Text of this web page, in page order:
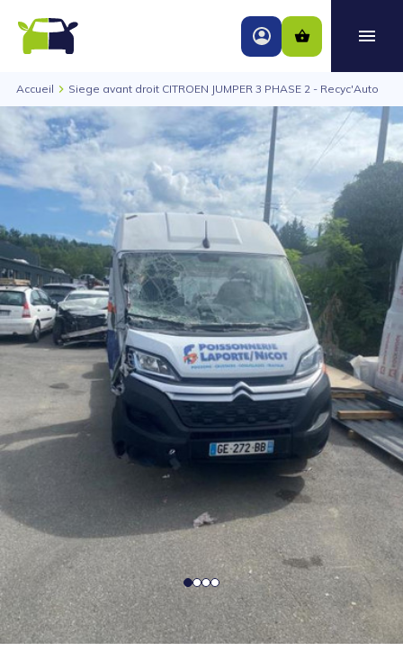
Accueil Siege avant droit CITROEN JUMPER 3 PHASE 2 - Recyc'Auto